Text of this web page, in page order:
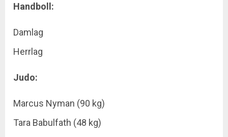
Handboll:
Damlag
Herrlag
Judo:
Marcus Nyman (90 kg)
Tara Babulfath (48 kg)